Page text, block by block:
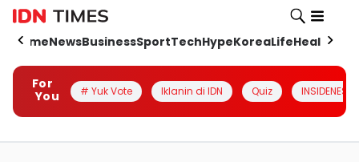
HomeNewsBusinessSportTechHypeKoreaLifeHealth
For
You
# Yuk Vote Iklanin di IDN Quiz INSIDENESIA